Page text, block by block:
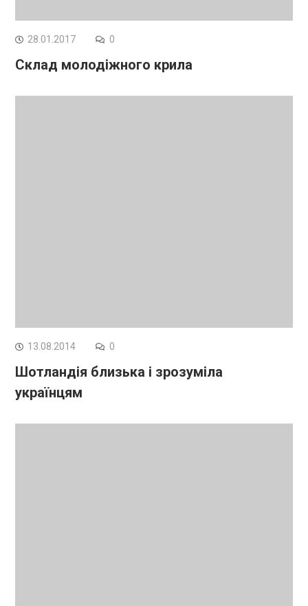
28.01.2017 0
Склад молодіжного крила
13.08.2014 0
Шотландія близька і зрозуміла
українцям